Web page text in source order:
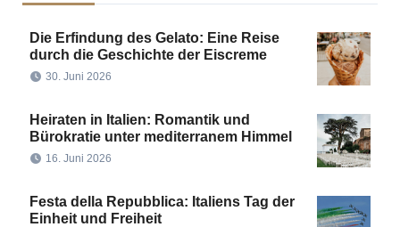
Die Erfindung des Gelato: Eine Reise
durch die Geschichte der Eiscreme
30. Juni 2026
Heiraten in Italien: Romantik und
Bürokratie unter mediterranem Himmel
16. Juni 2026
Festa della Repubblica: Italiens Tag der
Einheit und Freiheit